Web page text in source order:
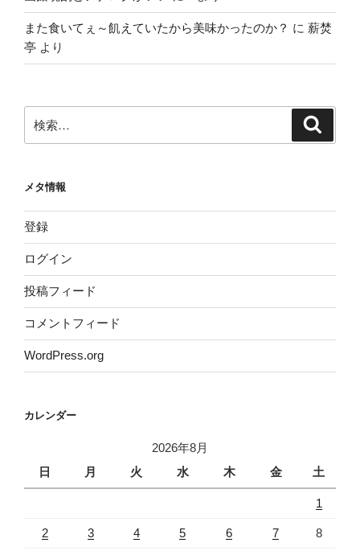
また食いてぇ～飢えていたから美味かったのか？ に 薪焚
亭 より
索:
メタ情報
登録
ログイン
投稿フィード
コメントフィード
WordPress.org
カレンダー
2026年8月
日
月 火 水 木 金 土
1
2 3 4 5 6 7 8